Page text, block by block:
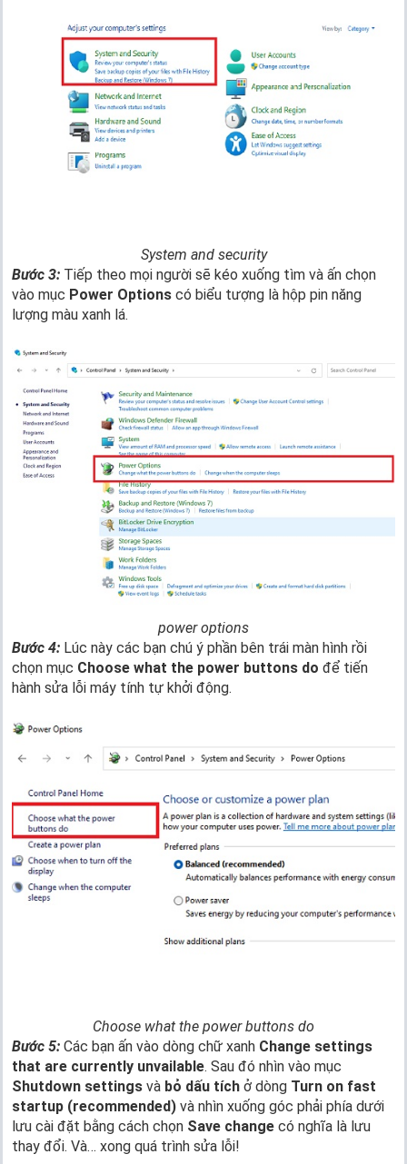
System and security
Bước 3: Tiếp theo mọi người sẽ kéo xuống tìm và ấn chọn
vào mục Power Options có biểu tượng là hộp pin năng
lượng màu xanh lá.
power options
Bước 4: Lúc này các bạn chú ý phần bên trái màn hình rồi
chọn mục Choose what the power buttons do để tiến
hành sửa lỗi máy tính tự khởi động.
Choose what the power buttons do
Bước 5: Các bạn ấn vào dòng chữ xanh Change settings
that are currently unvailable. Sau đó nhìn vào mục
Shutdown settings và bỏ dấu tích ở dòng Turn on fast
startup (recommended) và nhìn xuống góc phải phía dưới
lưu cài đặt bằng cách chọn Save change có nghĩa là lưu
thay đổi. Và… xong quá trình sửa lỗi!